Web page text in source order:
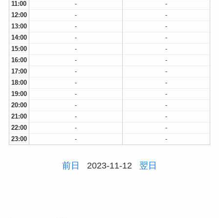
11:00
-
-
12:00
-
-
13:00
-
-
14:00
-
-
15:00
-
-
16:00
-
-
17:00
-
-
18:00
-
-
19:00
-
-
20:00
-
-
21:00
-
-
22:00
-
-
23:00
- -
前日 2023-11-12 翌日